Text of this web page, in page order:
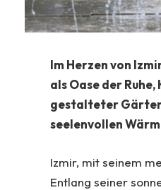
Im Herzen von
als Oase der
gestalteter
seelenvollen
Izmir, mit seinem
Entlang seiner